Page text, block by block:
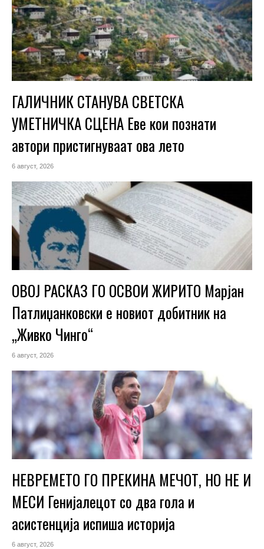
ГАЛИЧНИК СТАНУВА СВЕТСКА
УМЕТНИЧКА СЦЕНА Еве кои познати
автори пристигнуваат ова лето
6 август, 2026
ОВОЈ РАСКАЗ ГО ОСВОИ ЖИРИТО Марјан
Патлиџанковски е новиот добитник на
„Живко Чинго“
6 август, 2026
НЕВРЕМЕТО ГО ПРЕКИНА МЕЧОТ, НО НЕ И
МЕСИ Генијалецот со два гола и
асистенција испиша историја
6 август, 2026